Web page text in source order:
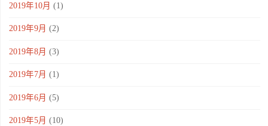
2019年10月 (1)
2019年9月 (2)
2019年8月 (3)
2019年7月 (1)
2019年6月 (5)
2019年5月 (10)